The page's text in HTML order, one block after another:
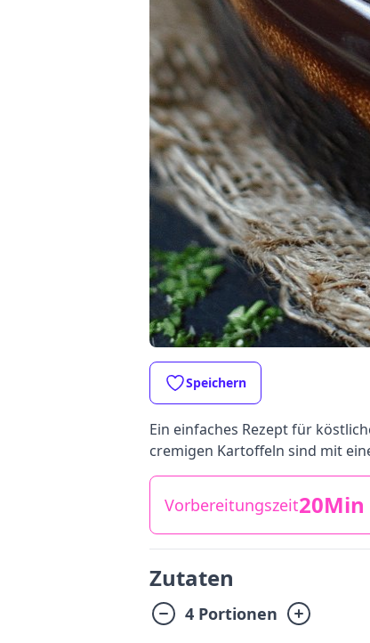
Speichern
Ein einfaches Rezept für
cremigen Kartoffeln sind mit
Vorbereitungszeit20Min
Zutaten
4 Portionen